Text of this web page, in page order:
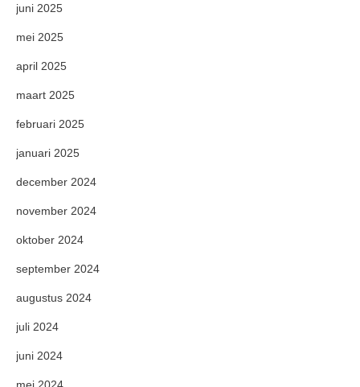
juni 2025
mei 2025
april 2025
maart 2025
februari 2025
januari 2025
december 2024
november 2024
oktober 2024
september 2024
augustus 2024
juli 2024
juni 2024